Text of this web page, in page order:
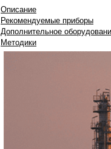
Описание
Рекомендуемые приборы
Дополнительное
Методики